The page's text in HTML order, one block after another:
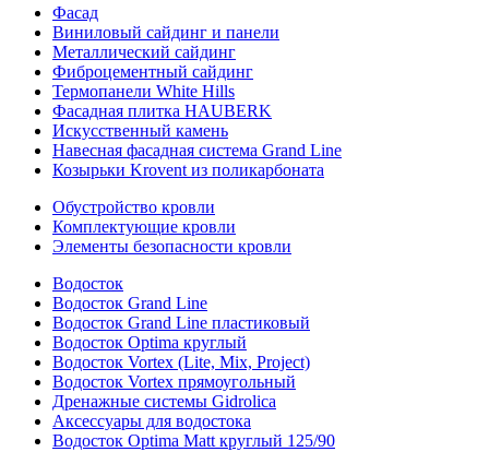
Фасад
Виниловый сайдинг и панели
Металлический сайдинг
Фиброцементный сайдинг
Термопанели White Hills
Фасадная плитка HAUBERK
Искусственный камень
Навесная фасадная система Grand Line
Козырьки Krovent из поликарбоната
Обустройство кровли
Комплектующие кровли
Элементы безопасности кровли
Водосток
Водосток Grand Line
Водосток Grand Line пластиковый
Водосток Optima круглый
Водосток Vortex (Lite, Mix, Project)
Водосток Vortex прямоугольный
Дренажные системы Gidrolica
Аксессуары для водостока
Водосток Optima Matt круглый 125/90